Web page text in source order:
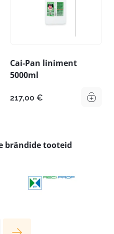
Cai-Pan liniment
5000ml
217,00 €
brändide tooteid